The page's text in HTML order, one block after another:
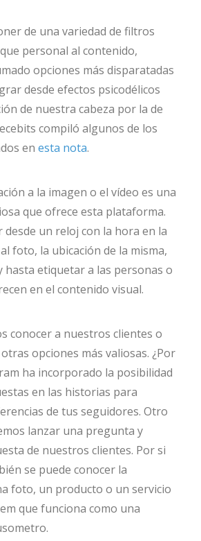
de una variedad de filtros
personal al contenido,
opciones más disparatadas
desde efectos psicodélicos
de nuestra cabeza por la de
compiló algunos de los
en esta nota.
a la imagen o el vídeo es una
que ofrece esta plataforma.
desde un reloj con la hora en la
foto, la ubicación de la misma,
hasta etiquetar a las personas o
en el contenido visual.
conocer a nuestros clientes o
opciones más valiosas. ¿Por
ha incorporado la posibilidad
en las historias para
de tus seguidores. Otro
lanzar una pregunta y
de nuestros clientes. Por si
se puede conocer la
foto, un producto o un servicio
que funciona como una